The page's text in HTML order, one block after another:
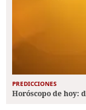
PREDICCIONES
Horóscopo de hoy: